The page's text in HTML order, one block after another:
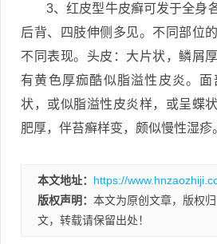
3、红皮型牛皮癣可发于全身
后背、四肢伸侧多见。不同部位
不同表现。头皮：大片状，鳞屑
有黄色厚痂酷似脂溢性皮炎。
状，或似脂溢性皮炎样，或呈蝶
肥厚，伴苔癣样变，颇似慢性湿疹
本文地址： https://
版权声明： 本文为原创文章，版权归
文，转载请保留出处！